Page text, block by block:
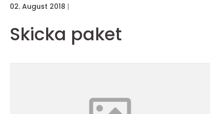
02. August 2018
Skicka paket